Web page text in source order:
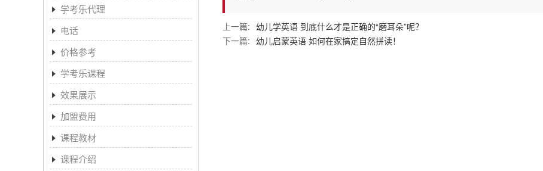
学考乐代理
电话
价格参考
学考乐课程
效果展示
加盟费用
课程教材
课程介绍
上一篇: 幼儿学英语 到底什么才是正确的“磨耳朵”呢？
下一篇: 幼儿启蒙英语 如何在家搞定自然拼读！